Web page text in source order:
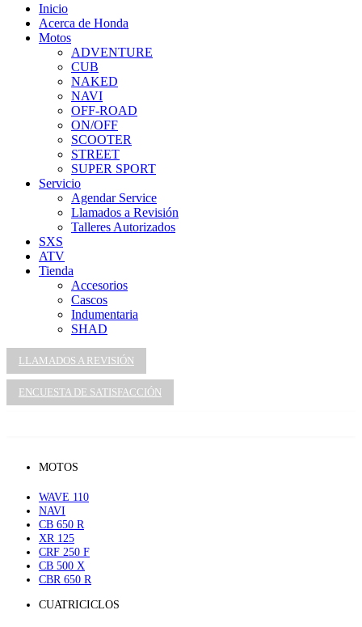
Inicio
Acerca de Honda
Motos
ADVENTURE
CUB
NAKED
NAVI
OFF-ROAD
ON/OFF
SCOOTER
STREET
SUPER SPORT
Servicio
Agendar Service
Llamados a Revisión
Talleres Autorizados
SXS
ATV
Tienda
Accesorios
Cascos
Indumentaria
SHAD
LLAMADOS A REVISIÓN
ENCUESTA DE SATISFACCIÓN
MOTOS
WAVE 110
NAVI
CB 650 R
XR 125
CRF 250 F
CB 500 X
CBR 650 R
CUATRICICLOS